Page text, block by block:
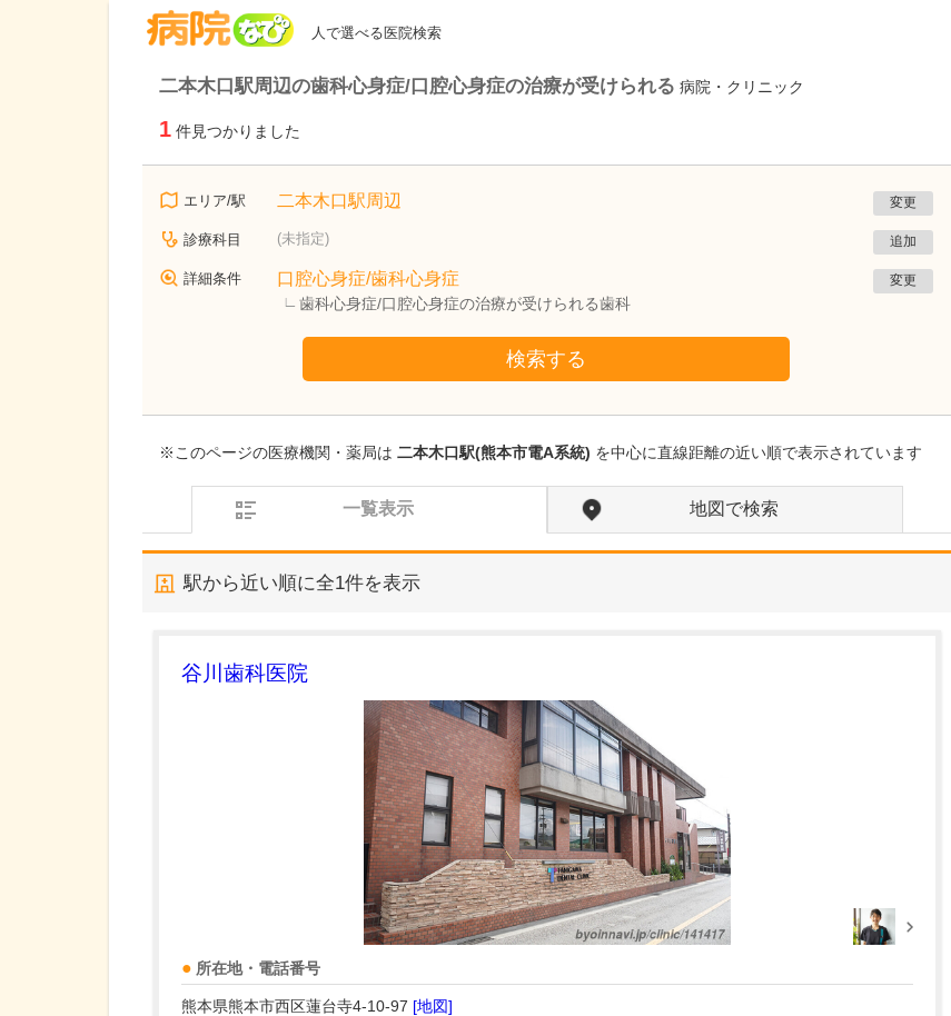
人で選べる医院検索
二本木口駅周辺の歯科心身症/口腔心身症の治療が受けられる 病院・クリニック
1 件見つかりました
エリア/駅 二本木口駅周辺 変更
診療科目 (未指定) 追加
詳細条件 口腔心身症/歯科心身症
歯科心身症/口腔心身症の治療が受けられる歯科
変更
検索する
※このページの医療機関・薬局は 二本木口駅(熊本市電A系統) を中心に直線距離の近い順で表示されています
一覧表示 地図で検索
駅から近い順に全1件を表示
谷川歯科医院
所在地・電話番号
熊本県熊本市西区蓮台寺4-10-97 [地図]
たかしお内科ハートクリニック
高潮 征爾院長取材記事
たのにはどのような理由があったのでしょうか?
心不全という病気は発症
すると治ることはなく、
度…